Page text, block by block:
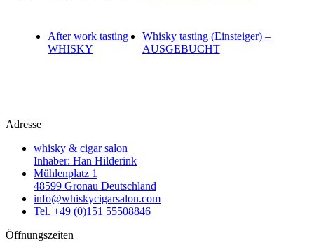
After work tasting
WHISKY
Whisky tasting (Einsteiger) –
AUSGEBUCHT
Adresse
whisky & cigar salon
Inhaber: Han Hilderink
Mühlenplatz 1
48599 Gronau Deutschland
info@whiskycigarsalon.com
Tel. +49 (0)151 55508846
Öffnungszeiten